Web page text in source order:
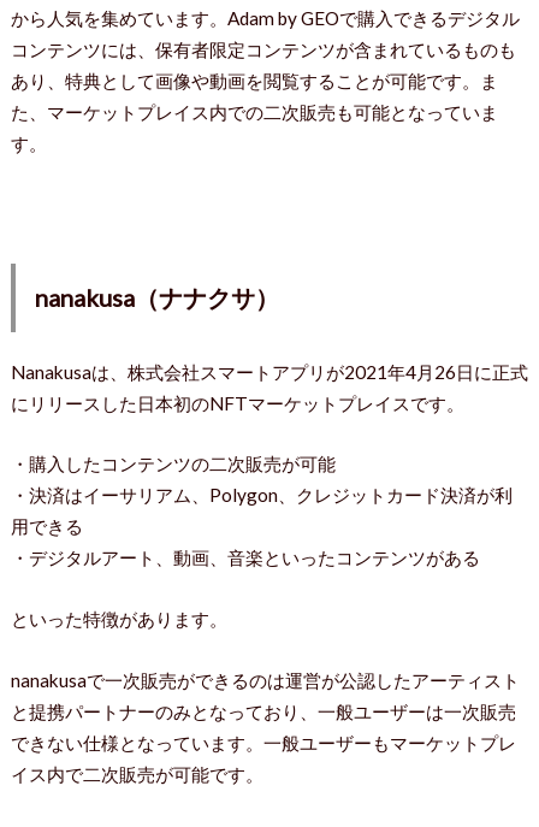
から人気を集めています。Adam by GEOで購入できるデジタル
コンテンツには、保有者限定コンテンツが含まれているものも
あり、特典として画像や動画を閲覧することが可能です。ま
た、マーケットプレイス内での二次販売も可能となっていま
す。
nanakusa（ナナクサ）
Nanakusaは、株式会社スマートアプリが2021年4月26日に正式
にリリースした日本初のNFTマーケットプレイスです。
・購入したコンテンツの二次販売が可能
・決済はイーサリアム、Polygon、クレジットカード決済が利
用できる
・デジタルアート、動画、音楽といったコンテンツがある
といった特徴があります。
nanakusaで一次販売ができるのは運営が公認したアーティスト
と提携パートナーのみとなっており、一般ユーザーは一次販売
できない仕様となっています。一般ユーザーもマーケットプレ
イス内で二次販売が可能です。